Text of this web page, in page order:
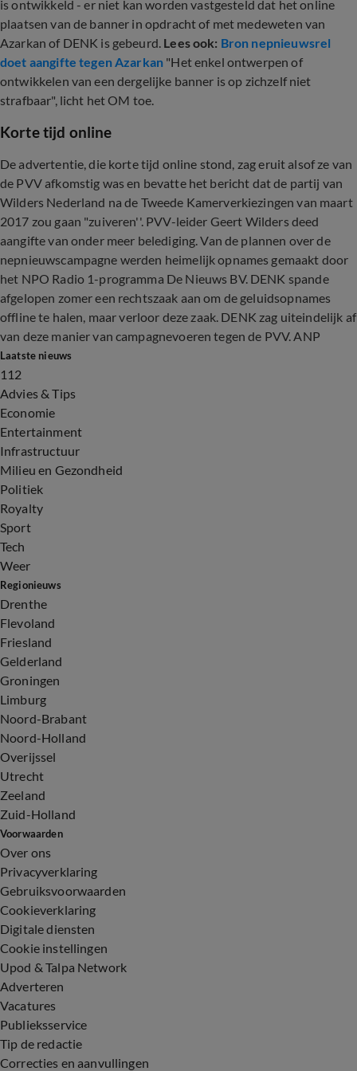
is ontwikkeld - er niet kan worden vastgesteld dat het online
plaatsen van de banner in opdracht of met medeweten van
Azarkan of DENK is gebeurd. Lees ook: Bron nepnieuwsrel
doet aangifte tegen Azarkan "Het enkel ontwerpen of
ontwikkelen van een dergelijke banner is op zichzelf niet
strafbaar", licht het OM toe.
Korte tijd online
De advertentie, die korte tijd online stond, zag eruit alsof ze van
de PVV afkomstig was en bevatte het bericht dat de partij van
Wilders Nederland na de Tweede Kamerverkiezingen van maart
2017 zou gaan "zuiveren''. PVV-leider Geert Wilders deed
aangifte van onder meer belediging. Van de plannen over de
nepnieuwscampagne werden heimelijk opnames gemaakt door
het NPO Radio 1-programma De Nieuws BV. DENK spande
afgelopen zomer een rechtszaak aan om de geluidsopnames
offline te halen, maar verloor deze zaak. DENK zag uiteindelijk af
van deze manier van campagnevoeren tegen de PVV. ANP
Laatste nieuws
112
Advies & Tips
Economie
Entertainment
Infrastructuur
Milieu en Gezondheid
Politiek
Royalty
Sport
Tech
Weer
Regionieuws
Drenthe
Flevoland
Friesland
Gelderland
Groningen
Limburg
Noord-Brabant
Noord-Holland
Overijssel
Utrecht
Zeeland
Zuid-Holland
Voorwaarden
Over ons
Privacyverklaring
Gebruiksvoorwaarden
Cookieverklaring
Digitale diensten
Cookie instellingen
Upod & Talpa Network
Adverteren
Vacatures
Publieksservice
Tip de redactie
Correcties en aanvullingen